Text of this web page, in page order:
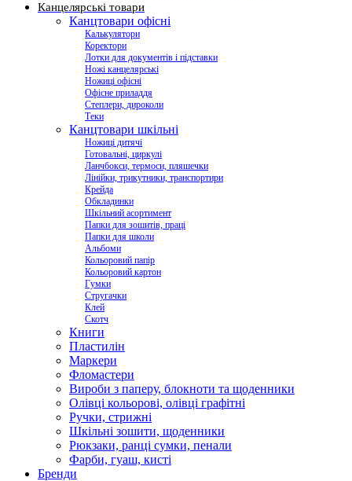
Канцелярські товари
Канцтовари офісні
Калькулятори
Коректори
Лотки для документів і підставки
Ножі канцелярські
Ножиці офісні
Офісне приладдя
Степлери, дироколи
Теки
Канцтовари шкільні
Ножиці дитячі
Готовальні, циркулі
Ланчбокси, термоси, пляшечки
Лінійки, трикутники, транспортири
Крейда
Обкладинки
Шкільний асортимент
Папки для зошитів, праці
Папки для школи
Альбоми
Кольоровий папір
Кольоровий картон
Гумки
Стругачки
Клей
Скотч
Книги
Пластилін
Маркери
Фломастери
Вироби з паперу, блокноти та щоденники
Олівці кольорові, олівці графітні
Ручки, стрижні
Шкільні зошити, щоденники
Рюкзаки, ранці сумки, пенали
Фарби, гуаш, кисті
Бренди